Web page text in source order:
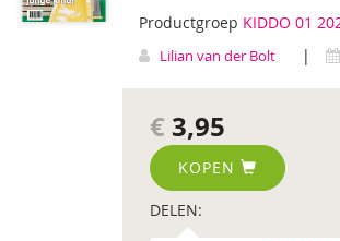
Productgroep KIDDO 01
Lilian van der Bolt |
€ 3,95
KOPEN
DELEN: